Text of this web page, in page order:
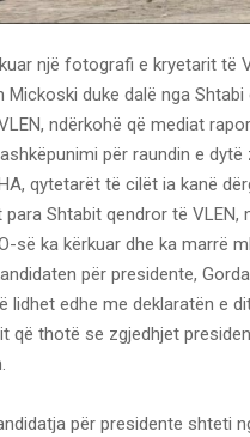
një fotografi e kryetarit të
Mickoski duke dalë nga Shtabi
ndërkohë që mediat
për raundin e dytë
qytetarët të cilët ia kanë
Shtabit qendror të VLEN,
së ka kërkuar dhe ka marrë
për presidente,
lidhet edhe me deklaratën e
që thotë se zgjedhjet
për presidente shteti